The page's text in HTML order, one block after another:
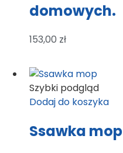
domowych.
153,00 zł
Szybki podgląd
Dodaj do koszyka
Ssawka mop